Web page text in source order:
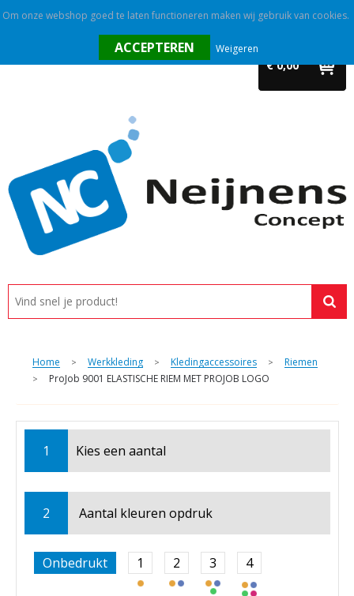
€ 0,00
Promotietextiel
Tassen
Alle categorieën
Custom made
Home > Werkkleding > Kledingaccessoires > Riemen
> ProJob 9001 ELASTISCHE RIEM MET PROJOB LOGO
1 Kies een aantal
2 Aantal kleuren opdruk
Onbedrukt 1 2 3 4
Om onze webshop goed te laten functioneren maken wij gebruik van cookies.
Weigeren